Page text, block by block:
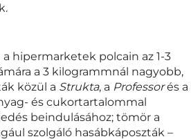
hipermarketek polcain az 1-3
a 3 kilogrammnál nagyobb,
közül a Strukta, a Professorés a
és cukortartalommal
beindulásához; tömör a
szolgáló hasábkáposzták –